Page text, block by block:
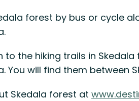
forest by bus or cycle
to the hiking trails in
You will find them between
Skedala forest at